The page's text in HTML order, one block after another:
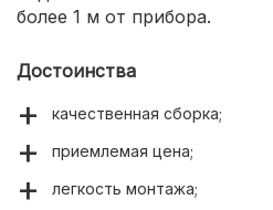
более 1 м от прибора.
Достоинства
качественная сборка;
приемлемая цена;
легкость монтажа;